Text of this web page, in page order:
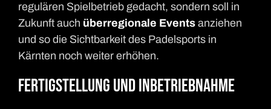
regulären Spielbetrieb gedacht, sondern soll in
Zukunft auch überregionale Events anziehen
und so die Sichtbarkeit des Padelsports in
Kärnten noch weiter erhöhen.
Fertigstellung und Inbetriebnahme